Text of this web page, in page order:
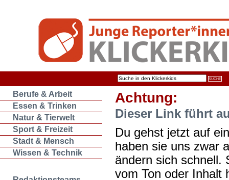
Berufe & Arbeit
Essen & Trinken
Natur & Tierwelt
Sport & Freizeit
Stadt & Mensch
Wissen & Technik
Achtung:
Dieser Link führt
Du gehst jetzt auf
haben sie uns zwar
ändern sich schnell.
vom Ton oder Inhalt